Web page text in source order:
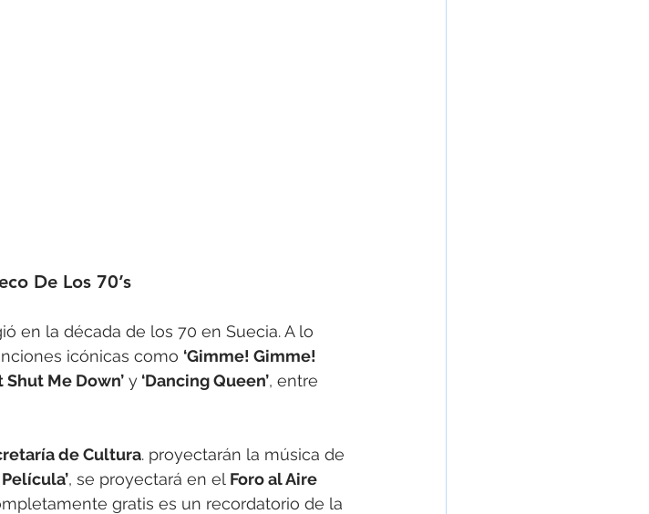
De Los 70’s
en la década de los 70 en Suecia. A lo
icónicas como ‘Gimme! Gimme!
Shut Me Down’ y ‘Dancing Queen’, entre
de Cultura. proyectarán la música de
Película’, se proyectará en el Foro al Aire
gratis es un recordatorio de la